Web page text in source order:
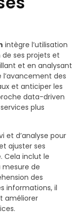
intègre l’utilisation
ses projets et
et en analysant
des
et anticiper les
data-driven
plus
et d’analyse pour
ajuster ses
Cela inclut le
mesure de
des
informations, il
améliorer